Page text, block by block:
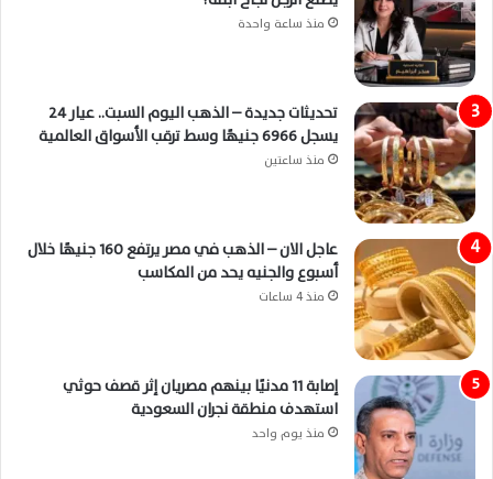
منذ ساعة واحدة
تحديثات جديدة – الذهب اليوم السبت.. عيار 24
يسجل 6966 جنيهًا وسط ترقب الأسواق العالمية
منذ ساعتين
عاجل الان – الذهب في مصر يرتفع 160 جنيهًا خلال
أسبوع والجنيه يحد من المكاسب
منذ 4 ساعات
إصابة 11 مدنيًا بينهم مصريان إثر قصف حوثي
استهدف منطقة نجران السعودية
منذ يوم واحد